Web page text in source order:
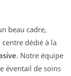
beau cadre,
dédié à la
. Notre équipe
éventail de soins